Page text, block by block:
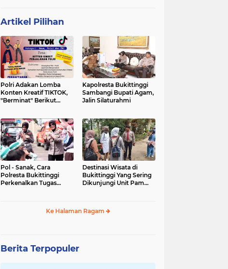
Artikel Pilihan
Polri Adakan Lomba
Konten Kreatif TIKTOK,
"Berminat" Berikut
Kapolresta Bukittinggi
Sambangi Bupati Agam,
Jalin Silaturahmi
Pol - Sanak, Cara
Polresta Bukittinggi
Perkenalkan Tugas
Destinasi Wisata di
Bukittinggi Yang Sering
Dikunjungi Unit Pam
Ke Halaman Ragam
Berita Terpopuler